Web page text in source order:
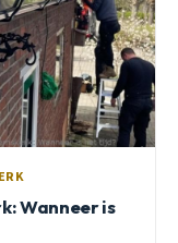
Wanneer is